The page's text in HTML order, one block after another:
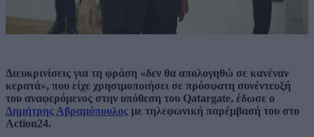
Διευκρινίσεις για τη φράση «δεν θα απολογηθώ σε κανέναν
κερατά», που είχε χρησιμοποιήσει σε πρόσφατη συνέντευξή
του αναφερόμενος στην υπόθεση του Qatargate, έδωσε ο
Δημήτρης Αβραμόπουλος με τηλεφωνική παρέμβασή του στο
Action24.